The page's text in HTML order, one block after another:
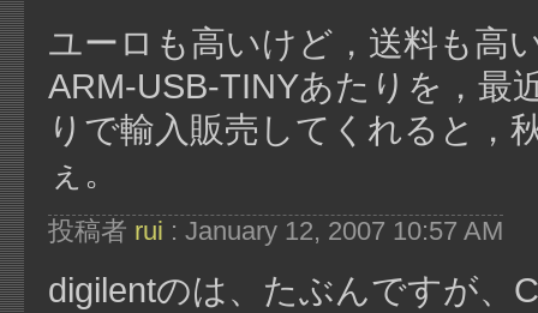
ユーロも高いけど，送料も高
ARM-USB-TINYあたりを，最
りで輸入販売してくれると，
ぇ。
投稿者 rui : January 12, 2007 10:57 AM
digilentのは、たぶんですが、